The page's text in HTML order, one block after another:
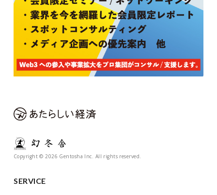
Copyright © 2026 Gentosha Inc. All rights reserved.
SERVICE